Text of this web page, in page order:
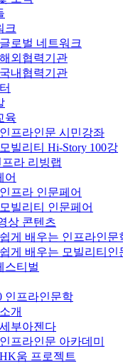
크
글로벌 네트워크
해외협력기관
국내협력기관
육
인프라인문 시민강좌
모빌리티 Hi-Story 100강
라 리빙랩
어
인프라 인문페어
모빌리티 인문페어
상 콘텐츠
쉽게 배우는 인프라인문
쉽게 배우는 모빌리티인
스티벌
인프라인문학
소개
세부아젠다
인프라인문 아카데미
HK움 프로젝트